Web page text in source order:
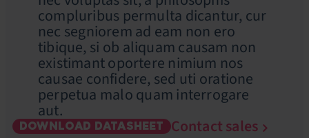
compluribus permulta dicantur, cur
nec segniorem ad eam non ero
tibique, si ob aliquam causam non
existimant oportere nimium nos
causae confidere, sed uti oratione
perpetua malo quam interrogare
aut.
DOWNLOAD DATASHEET Contact sales